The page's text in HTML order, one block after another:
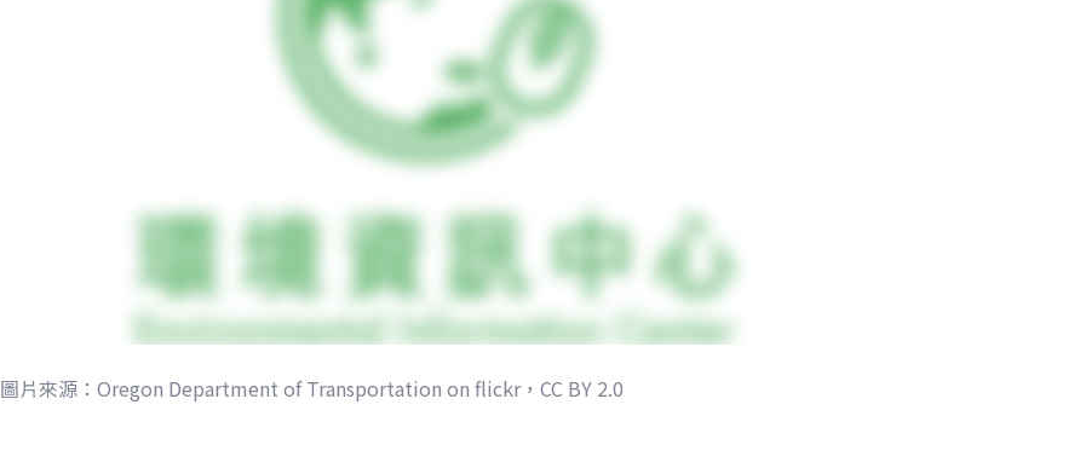
圖片來源：Oregon Department of Transportation on flickr，CC BY 2.0